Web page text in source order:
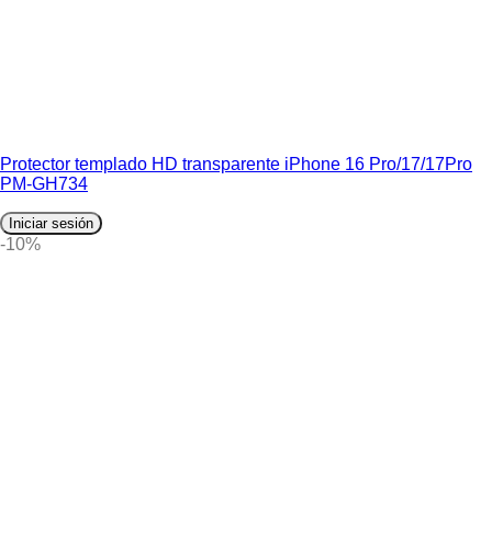
Protector templado HD transparente iPhone 16 Pro/17/17Pro
PM-GH734
Iniciar sesión
-10%